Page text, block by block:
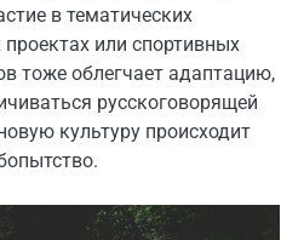
в тематических
проектах или спортивных
тоже облегчает адаптацию,
русскоговорящей
культуру происходит